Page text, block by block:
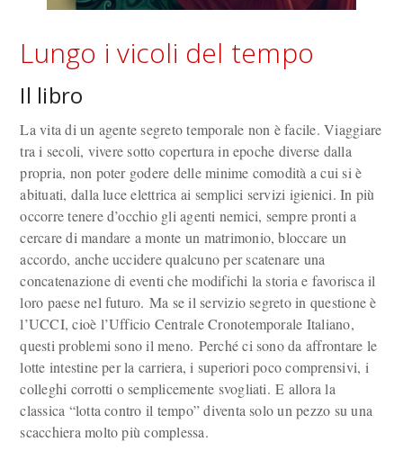
Lungo i vicoli del tempo
Il libro
La vita di un agente segreto temporale non è facile. Viaggiare
tra i secoli, vivere sotto copertura in epoche diverse dalla
propria, non poter godere delle minime comodità a cui si è
abituati, dalla luce elettrica ai semplici servizi igienici. In più
occorre tenere d’occhio gli agenti nemici, sempre pronti a
cercare di mandare a monte un matrimonio, bloccare un
accordo, anche uccidere qualcuno per scatenare una
concatenazione di eventi che modifichi la storia e favorisca il
loro paese nel futuro. Ma se il servizio segreto in questione è
l’UCCI, cioè l’Ufficio Centrale Cronotemporale Italiano,
questi problemi sono il meno. Perché ci sono da affrontare le
lotte intestine per la carriera, i superiori poco comprensivi, i
colleghi corrotti o semplicemente svogliati. E allora la
classica “lotta contro il tempo” diventa solo un pezzo su una
scacchiera molto più complessa.